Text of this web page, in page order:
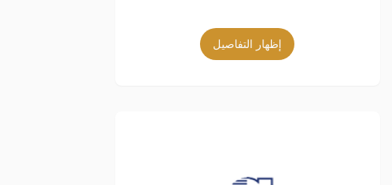
إظهار التفاصيل